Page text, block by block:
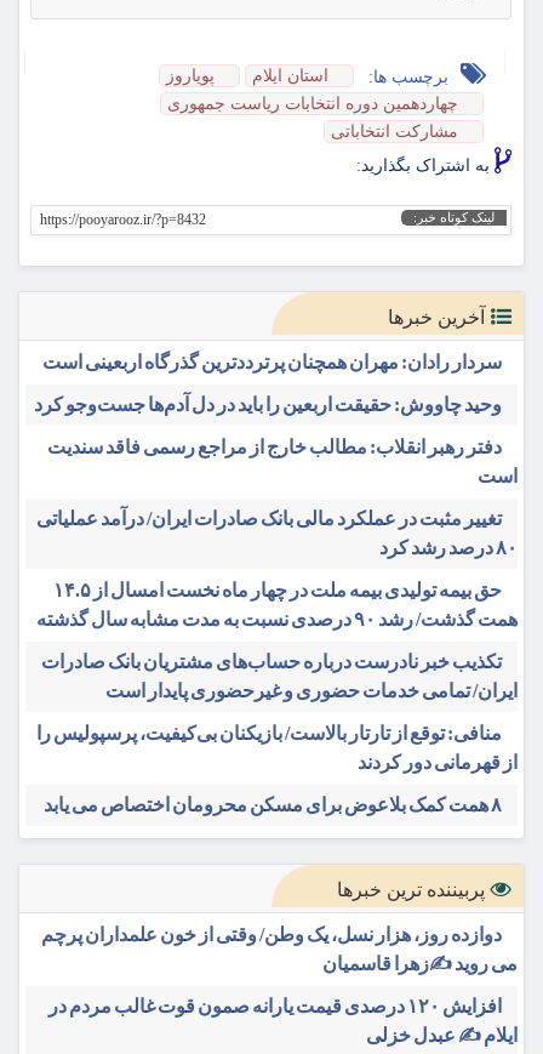
برچسب ها: استان ایلام
پویاروز
چهاردهمین دوره انتخابات ریاست جمهوری
مشارکت انتخاباتی
به اشتراک بگذارید:
لینک کوتاه خبر: https://pooyarooz.ir/?p=8432
آخرین خبرها
سردار رادان: مهران همچنان پرترددترین گذرگاه اربعینی است
وحید چاووش: حقیقت اربعین را باید در دل آدم‌ها جست‌وجو کرد
دفتر رهبر انقلاب: مطالب خارج از مراجع رسمی فاقد سندیت
است
تغییر مثبت در عملکرد مالی بانک صادرات ایران/ درآمد عملیاتی
۸۰ درصد رشد کرد
حق بیمه تولیدی بیمه ملت در چهار ماه نخست امسال از ۱۴.۵
همت گذشت/ رشد ۹۰ درصدی نسبت به مدت مشابه سال گذشته
تکذیب خبر نادرست درباره حساب‌های مشتریان بانک صادرات
ایران/ تمامی خدمات حضوری و غیرحضوری پایدار است
منافی: توقع از تارتار بالاست/ بازیکنان بی‌کیفیت، پرسپولیس را
از قهرمانی دور کردند
۸ همت کمک بلاعوض برای مسکن محرومان اختصاص می یابد
پربیننده ترین خبرها
دوازده روز، هزار نسل، یک وطن/ وقتی از خون علمداران پرچم
می روید ✍️زهرا قاسمیان
افزایش ۱۲۰ درصدی قیمت یارانه صمون قوت غالب مردم در
ایلام ✍️ عبدل خزلی